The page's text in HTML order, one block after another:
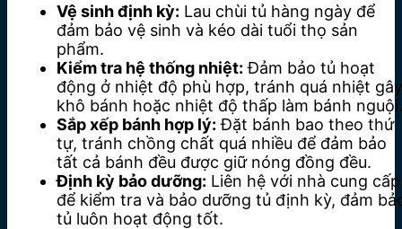
Vệ sinh định kỳ: Lau chùi tủ hàng ngày để
đảm bảo vệ sinh và kéo dài tuổi thọ sản
phẩm.
Kiểm tra hệ thống nhiệt: Đảm bảo tủ hoạt
động ở nhiệt độ phù hợp, tránh quá nhiệt gây
khô bánh hoặc nhiệt độ thấp làm bánh nguội.
Sắp xếp bánh hợp lý: Đặt bánh bao theo thứ
tự, tránh chồng chất quá nhiều để đảm bảo
tất cả bánh đều được giữ nóng đồng đều.
Định kỳ bảo dưỡng: Liên hệ với nhà cung cấp
để kiểm tra và bảo dưỡng tủ định kỳ, đảm
tủ luôn hoạt động tốt.